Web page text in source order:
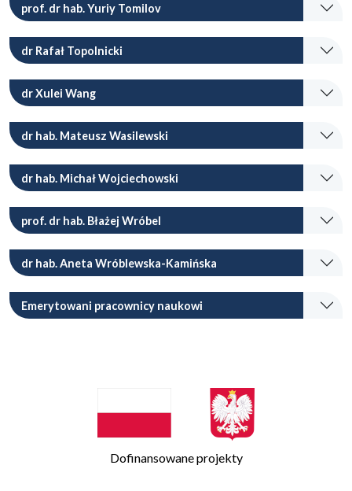
prof. dr hab. Yuriy Tomilov
dr Rafał Topolnicki
dr Xulei Wang
dr hab. Mateusz Wasilewski
dr hab. Michał Wojciechowski
prof. dr hab. Błażej Wróbel
dr hab. Aneta Wróblewska-Kamińska
Emerytowani pracownicy naukowi
Dofinansowane projekty